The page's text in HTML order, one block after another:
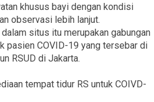
khusus bayi dengan kondisi
observasi lebih lanjut.
situs itu merupakan gabungan
pasien COVID-19 yang tersebar di
RSUD di Jakarta.
tempat tidur RS untuk COIVD-